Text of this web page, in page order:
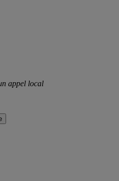
appel local